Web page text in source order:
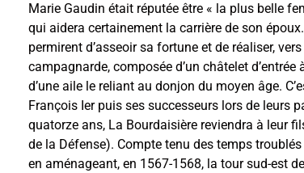
Marie Gaudin était réputée être « la plus belle
qui aidera certainement la carrière de son
permirent d’asseoir sa fortune et de réaliser,
campagnarde, composée d’un châtelet
d’une aile le reliant au donjon du moyen âge.
François Ier puis ses successeurs lors de leurs
quatorze ans, La Bourdaisière reviendra à leur
de la Défense). Compte tenu des temps
en aménageant, en 1567-1568, la tour sud-est